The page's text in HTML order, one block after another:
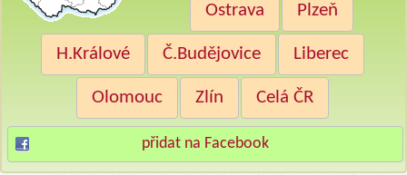
Ostrava Plzeň
H.Králové Č.Budějovice Liberec
Olomouc Zlín Celá ČR
přidat na Facebook